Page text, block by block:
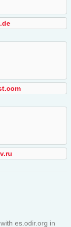
es.odir.org in